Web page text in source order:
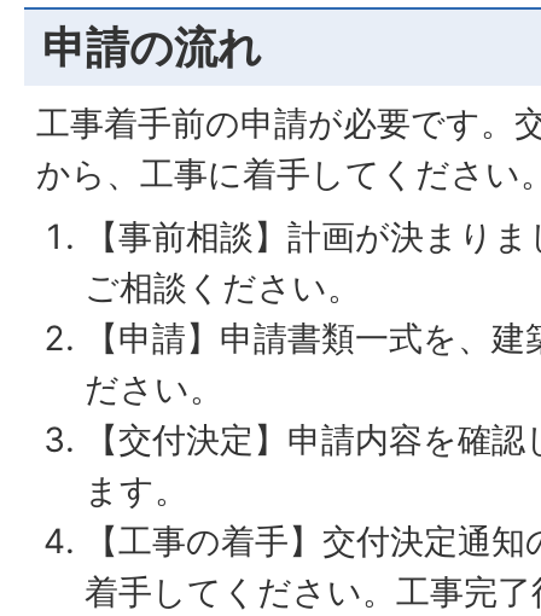
申請の流れ
工事着手前の申請が必要です。
から、工事に着手してください
【事前相談】計画が決まり
ご相談ください。
【申請】申請書類一式を、
ださい。
【交付決定】申請内容を確
ます。
【工事の着手】交付決定通
着手してください。工事完